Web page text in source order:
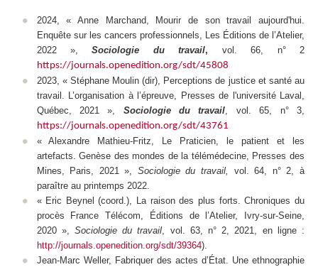
2024, « Anne Marchand,
Mourir de son travail aujourd'hui.
Enquête sur les cancers professionnels, Les Éditions de l’Atelier,
2022 »,Sociologie du travail, vol. 66, n° 2
https://journals.openedition.org/sdt/45808
2023, « Stéphane Moulin (dir), Perceptions de justice et santé au
travail. L’organisation à l’épreuve, Presses de l'université Laval,
Québec, 2021 », Sociologie du travail, vol. 65, n° 3,
https://journals.openedition.org/sdt/43761
« Alexandre Mathieu-Fritz,
Le Praticien, le patient et les
artefacts. Genèse des mondes de la télémédecine, Presses des
Mines, Paris, 2021 », Sociologie du travail,
vol. 64, n° 2, à
paraître au printemps 2022.
« Eric Beynel (coord.), La raison des plus forts. Chroniques du
procès France Télécom, Éditions de l’Atelier, Ivry-sur-Seine,
2020 », Sociologie du travail, vol. 63, n° 2, 2021, en ligne :
http://journals.openedition.org/sdt/39364).
Jean-Marc Weller, Fabriquer des actes d’État. Une ethnographie